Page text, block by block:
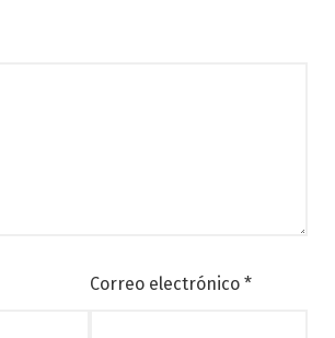
Correo electrónico *